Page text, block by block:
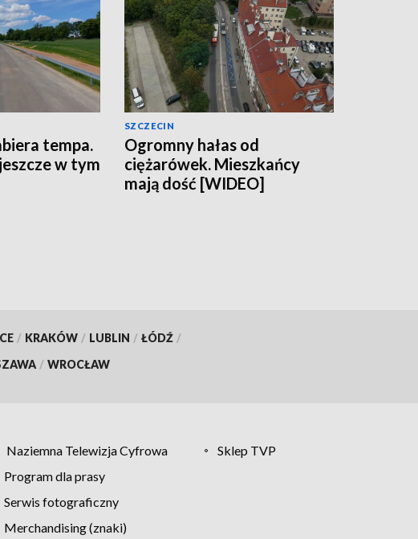
tempa.
w tym
SZCZECIN
Ogromny hałas od
ciężarówek. Mieszkańcy
mają dość [WIDEO]
/ KRAKÓW / LUBLIN / ŁÓDŹ /
/ WROCŁAW
Naziemna Telewizja Cyfrowa
Sklep TVP
Program dla prasy
Serwis fotograficzny
Merchandising (znaki)